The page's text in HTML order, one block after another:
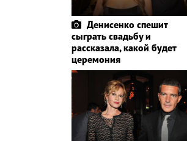
Денисенко спешит
сыграть свадьбу и
рассказала, какой будет
церемония